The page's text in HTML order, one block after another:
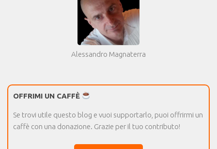
Alessandro Magnaterra
OFFRIMI UN CAFFÈ
Se trovi utile questo blog e vuoi supportarlo, puoi offrirmi un
caffè con una donazione. Grazie per il tuo contributo!